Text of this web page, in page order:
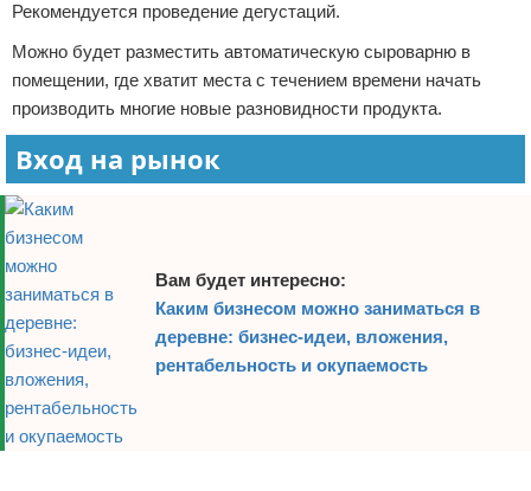
Рекомендуется проведение дегустаций.
Можно будет разместить автоматическую сыроварню в
помещении, где хватит места с течением времени начать
производить многие новые разновидности продукта.
Вход на рынок
Вам будет интересно:
Каким бизнесом можно заниматься в
деревне: бизнес-идеи, вложения,
рентабельность и окупаемость